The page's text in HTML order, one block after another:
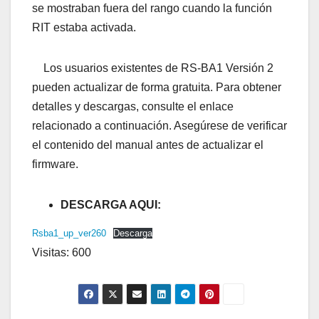
se mostraban fuera del rango cuando la función
RIT estaba activada.
Los usuarios existentes de RS-BA1 Versión 2
pueden actualizar de forma gratuita. Para obtener
detalles y descargas, consulte el enlace
relacionado a continuación. Asegúrese de verificar
el contenido del manual antes de actualizar el
firmware.
DESCARGA AQUI:
Rsba1_up_ver260 Descarga
Visitas: 600